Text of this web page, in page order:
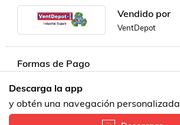
Vendido por
VentDepot
Formas de Pago
Descarga la app
y obtén una navegación personalizada